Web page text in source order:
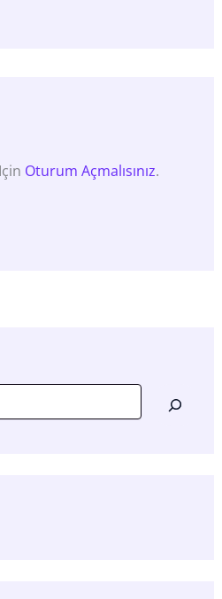
Oturum Açmalısınız.